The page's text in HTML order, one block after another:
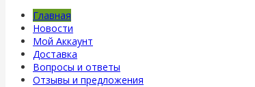
Главная
Новости
Мой Аккаунт
Доставка
Вопросы и ответы
Отзывы и предложения